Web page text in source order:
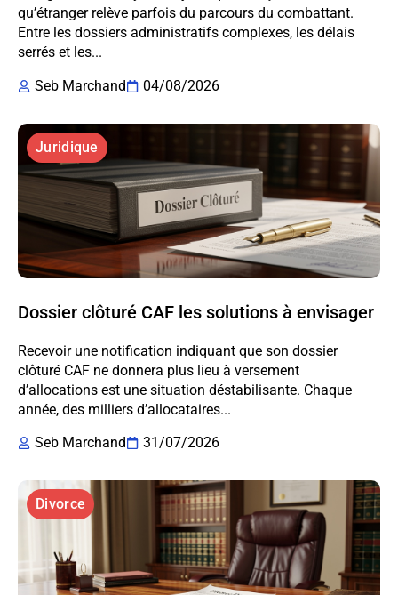
qu’étranger relève parfois du parcours du combattant.
Entre les dossiers administratifs complexes, les délais
serrés et les...
Seb Marchand
04/08/2026
Juridique
Dossier clôturé CAF les solutions à envisager
Recevoir une notification indiquant que son dossier
clôturé CAF ne donnera plus lieu à versement
d’allocations est une situation déstabilisante. Chaque
année, des milliers d’allocataires...
Seb Marchand
31/07/2026
Divorce